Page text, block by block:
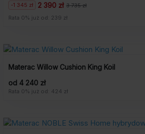
3 735 zł
Pierwotna
cena
zł.
2 390 zł
Aktualna
cena
zł.
-1 345 zł
Rata 0% już od: 239 zł
Materac Willow Cushion King Koil
od 4 240 zł
Rata 0% już od: 424 zł